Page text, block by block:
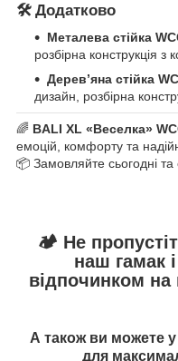
🛠️ Додатково
Металева стійка
розбірна конструкція з
Дерев’яна стійка
дизайн, розбірна
🌈 BALI XL «Веселка»
емоцій, комфорту та
📦 Замовляйте сьогодні та
🏕️ Не
наш гамак
відпочинком
А також ви можете у
для